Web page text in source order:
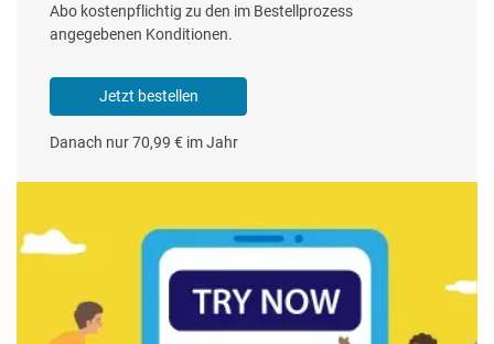
Abo kostenpflichtig zu den im Bestellprozess
angegebenen Konditionen.
Jetzt bestellen
Danach nur 70,99 € im Jahr